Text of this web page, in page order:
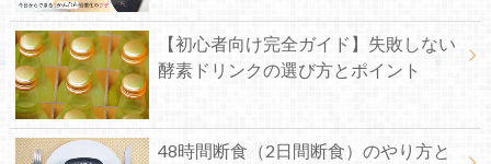
【初心者向け完全ガイド】失敗しない
酵素ドリンクの選び方とポイント
48時間断食（2日間断食）のやり方と